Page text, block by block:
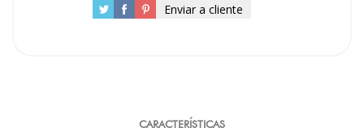
Enviar a cliente
CARACTERÍSTICAS